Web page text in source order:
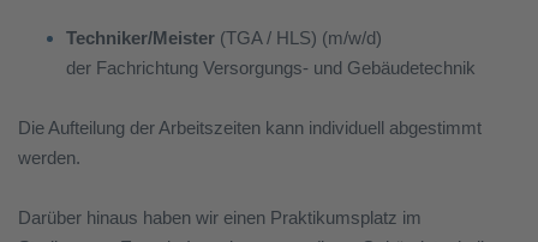
Techniker/Meister (TGA / HLS) (m/w/d)
der Fachrichtung Versorgungs- und Gebäudetechnik
Die Aufteilung der Arbeitszeiten kann individuell abgestimmt
werden.
Darüber hinaus haben wir einen Praktikumsplatz im